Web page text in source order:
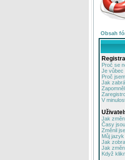
Obsah
Proč se
Je vůbec
Proč
Jak
V
Jak
Časy
Změnil
Můj
Jak
Jak
Když